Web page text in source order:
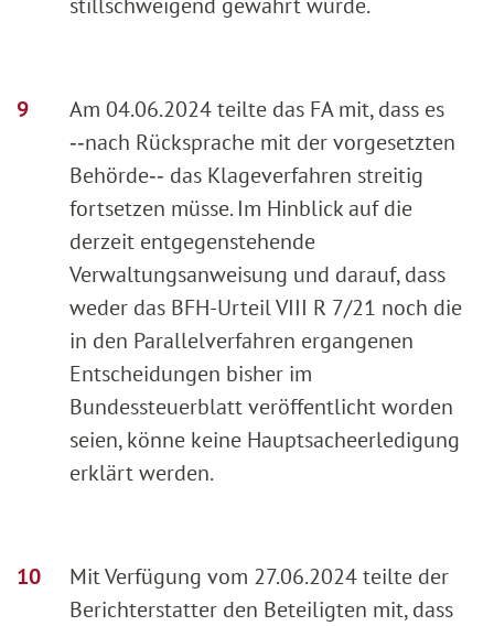
Am 04.06.2024 teilte das FA mit, dass es
‑‑nach Rücksprache mit der vorgesetzten
Behörde‑‑ das Klageverfahren streitig
fortsetzen müsse. Im Hinblick auf die
derzeit entgegenstehende
Verwaltungsanweisung und darauf, dass
weder das BFH-Urteil VIII R 7/21 noch die
in den Parallelverfahren ergangenen
Entscheidungen bisher im
Bundessteuerblatt veröffentlicht worden
seien, könne keine Hauptsacheerledigung
erklärt werden.
Mit Verfügung vom 27.06.2024 teilte der
Berichterstatter den Beteiligten mit, dass